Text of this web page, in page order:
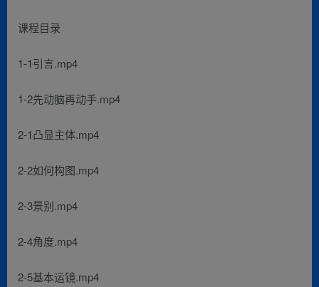
课程目录
1-1引言.mp4
1-2先动脑再动手.mp4
2-1凸显主体.mp4
2-2如何构图.mp4
2-3景别.mp4
2-4角度.mp4
2-5基本运镜.mp4